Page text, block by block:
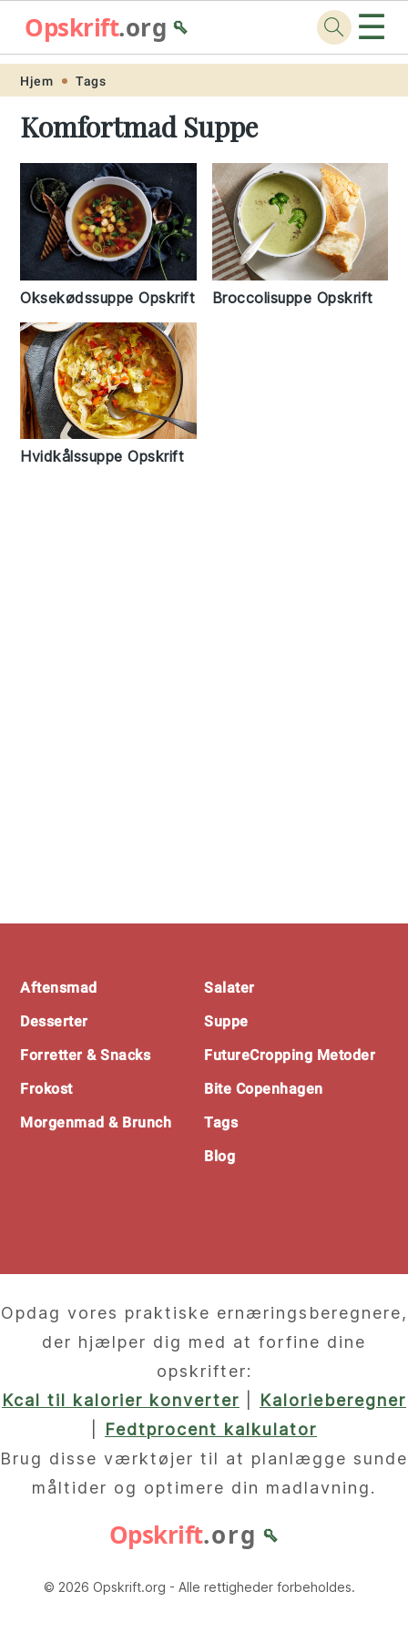
Skip
primary
navigation
Skip
main
content
Skip
primary
sidebar
Skip
footer
Opskrift.org🥄 ☰
Hjem Tags
Komfortmad Suppe
Oksekødssuppe Opskrift Broccolisuppe Opskrift
Hvidkålssuppe Opskrift
Footer
Aftensmad
Desserter
Forretter & Snacks
Frokost
Morgenmad & Brunch
Salater
Suppe
FutureCropping Metoder
Bite Copenhagen
Tags
Blog
Opdag vores praktiske ernæringsberegnere,
der hjælper dig med at forfine dine
opskrifter:
Kcal til kalorier konverter
Kalorieberegner
Fedtprocent kalkulator
Brug disse værktøjer til at planlægge sunde
måltider og optimere din madlavning.
Opskrift.org 🥄
© 2026 Opskrift.org - Alle rettigheder forbeholdes.